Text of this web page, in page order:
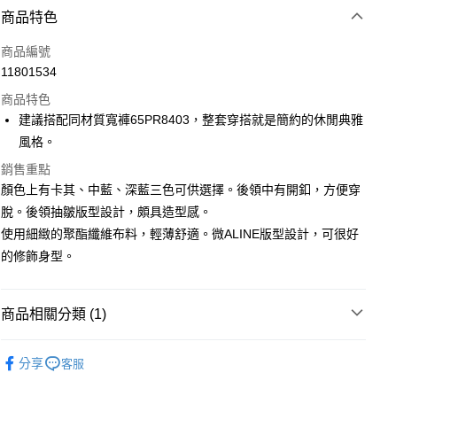
合作金庫商業銀行
華南商業銀行
上海商業儲蓄銀行
國泰世華商業銀行
兆豐國際商業銀行
臺灣中小企業銀行
聯邦商業銀行
元大商業銀行
永豐商業銀行
玉山商業銀行
星展（台灣）商業銀行
台新國際商業銀行
中國信託商業銀行
6 期 0 利率 每期
華南商業銀行
上海商業儲蓄銀行
台北富邦商業銀行
國泰世華商業銀行
匯豐（台灣）商業銀行
聯邦商業銀行
遠東國際商業銀行
元大商業銀行
永豐商業銀行
玉山商業銀行
星展（台灣）商業銀行
台新國際商業銀行
運送方式
黑貓宅急便
每筆NT$140，滿NT$3,000(含以上)免運費
商品特色
商品編號
11801534
商品特色
建議搭配同材質寬褲65PR8403，整套穿搭就是簡約的休閒典雅
風格。
銷售重點
顏色上有卡其、中藍、深藍三色可供選擇。後領中有開釦，方便穿
脫。後領抽皺版型設計，頗具造型感。
使用細緻的聚酯纖維布料，輕薄舒適。微ALINE版型設計，可很好
的修飾身型。
商品相關分類 (1)
分享
客服